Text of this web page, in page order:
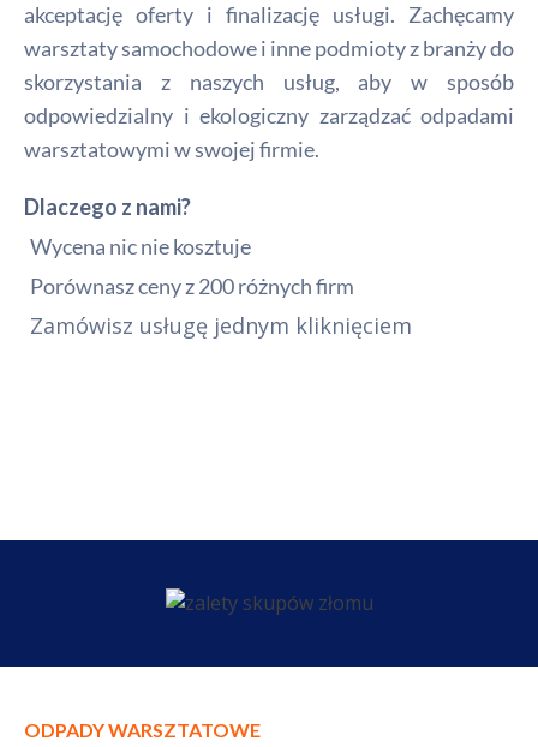
akceptację oferty i finalizację usługi. Zachęcamy
warsztaty samochodowe i inne podmioty z branży do
skorzystania z naszych usług, aby w sposób
odpowiedzialny i ekologiczny zarządzać odpadami
warsztatowymi w swojej firmie.
Dlaczego z nami?
Wycena nic nie kosztuje
Porównasz ceny z 200 różnych firm
Zamówisz usługę jednym kliknięciem
ODPADY WARSZTATOWE